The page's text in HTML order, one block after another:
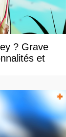
? Grave
et